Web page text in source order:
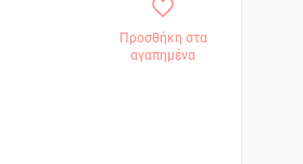
Προσθήκη στα
αγαπημένα